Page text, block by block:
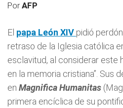
PorAFP
El papa León XIV pidió
retraso de la Iglesia católica
esclavitud, al considerar este
en la memoria cristiana”. Sus
en Magnifica Humanitas
primera encíclica de su